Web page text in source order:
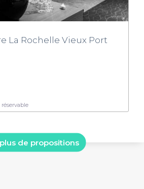
La Rochelle Vieux Port
de propositions